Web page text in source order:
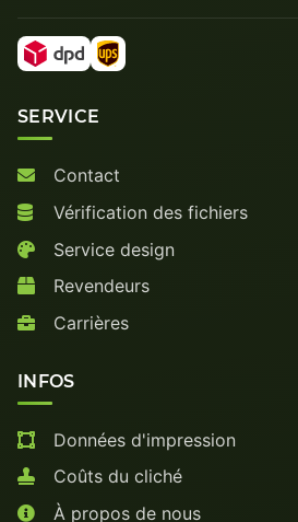
SERVICE
Contact
Vérification des fichiers
Service design
Revendeurs
Carrières
INFOS
Données d'impression
Coûts du cliché
À propos de nous